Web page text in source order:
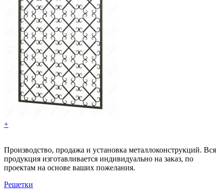
+
Производство, продажа и установка металлоконструкций. Вся
продукция изготавливается индивидуально на заказ, по
проектам на основе ваших пожелания.
Решетки